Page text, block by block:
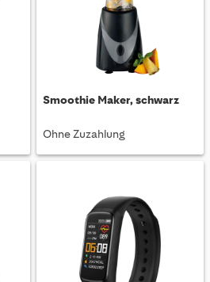
Smoothie Maker, schwarz
Ohne Zuzahlung